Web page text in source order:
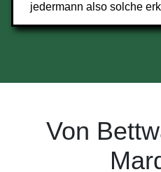
jedermann also solche
Von